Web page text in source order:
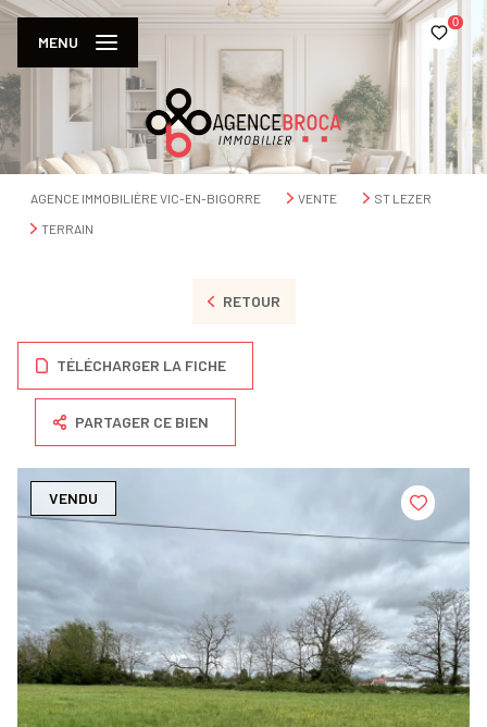
0
MENU
AGENCE IMMOBILIÈRE VIC-EN-BIGORRE VENTE
ST LEZER
TERRAIN
RETOUR
TÉLÉCHARGER LA FICHE
PARTAGER CE BIEN
VENDU